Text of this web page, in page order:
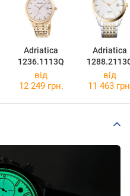
Adriatica
1236.1113Q
Adriatica
від
12 249 грн.
від
11 463